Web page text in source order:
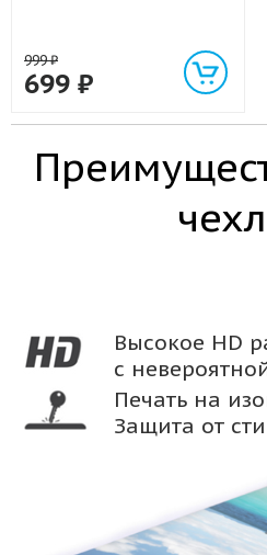
999₽
699 ₽
Высокое HD
с
Печать на
Защита от